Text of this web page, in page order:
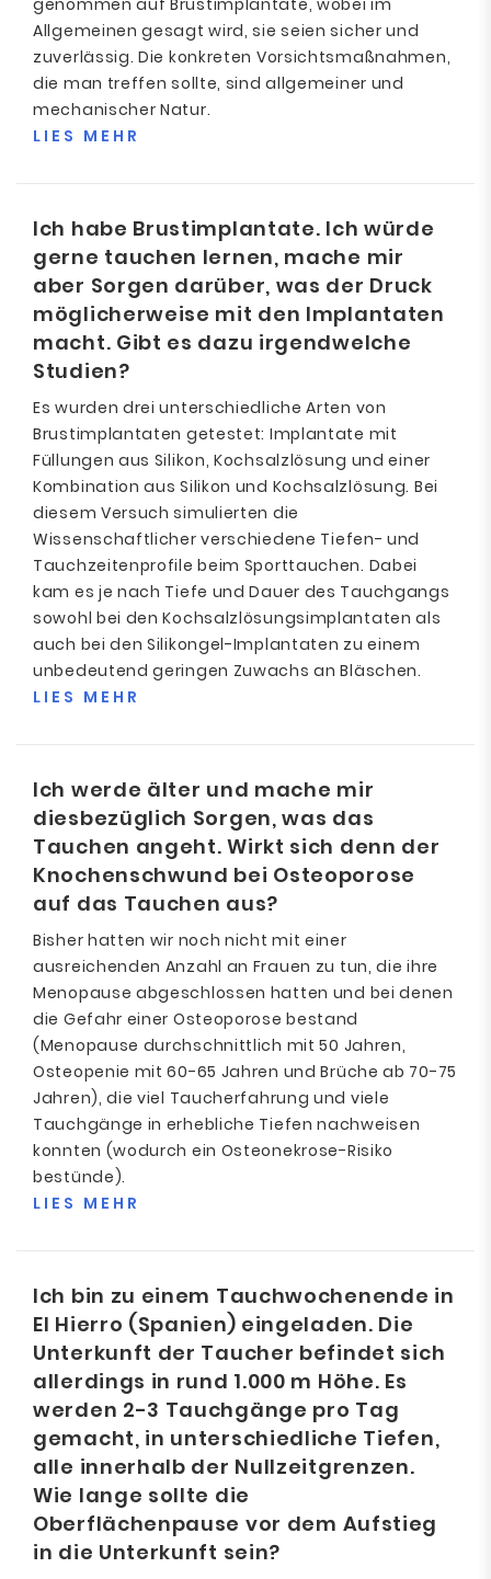
genommen auf Brustimplantate, wobei im
Allgemeinen gesagt wird, sie seien sicher und
zuverlässig. Die konkreten Vorsichtsmaßnahmen,
die man treffen sollte, sind allgemeiner und
mechanischer Natur.
LIES MEHR
Ich habe Brustimplantate. Ich würde
gerne tauchen lernen, mache mir
aber Sorgen darüber, was der Druck
möglicherweise mit den Implantaten
macht. Gibt es dazu irgendwelche
Studien?
Es wurden drei unterschiedliche Arten von
Brustimplantaten getestet: Implantate mit
Füllungen aus Silikon, Kochsalzlösung und einer
Kombination aus Silikon und Kochsalzlösung. Bei
diesem Versuch simulierten die
Wissenschaftlicher verschiedene Tiefen- und
Tauchzeitenprofile beim Sporttauchen. Dabei
kam es je nach Tiefe und Dauer des Tauchgangs
sowohl bei den Kochsalzlösungsimplantaten als
auch bei den Silikongel-Implantaten zu einem
unbedeutend geringen Zuwachs an Bläschen.
LIES MEHR
Ich werde älter und mache mir
diesbezüglich Sorgen, was das
Tauchen angeht. Wirkt sich denn der
Knochenschwund bei Osteoporose
auf das Tauchen aus?
Bisher hatten wir noch nicht mit einer
ausreichenden Anzahl an Frauen zu tun, die ihre
Menopause abgeschlossen hatten und bei denen
die Gefahr einer Osteoporose bestand
(Menopause durchschnittlich mit 50 Jahren,
Osteopenie mit 60-65 Jahren und Brüche ab 70-75
Jahren), die viel Taucherfahrung und viele
Tauchgänge in erhebliche Tiefen nachweisen
konnten (wodurch ein Osteonekrose-Risiko
bestünde).
LIES MEHR
Ich bin zu einem Tauchwochenende in
El Hierro (Spanien) eingeladen. Die
Unterkunft der Taucher befindet sich
allerdings in rund 1.000 m Höhe. Es
werden 2-3 Tauchgänge pro Tag
gemacht, in unterschiedliche Tiefen,
alle innerhalb der Nullzeitgrenzen.
Wie lange sollte die
Oberflächenpause vor dem Aufstieg
in die Unterkunft sein?